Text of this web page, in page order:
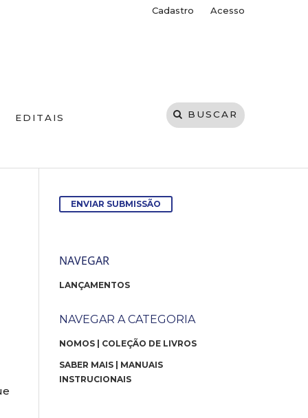
EDITAIS BUSCAR
Cadastro Acesso
ENVIAR SUBMISSÃO
NAVEGAR
LANÇAMENTOS
NAVEGAR A CATEGORIA
NOMOS | COLEÇÃO DE LIVROS
SABER MAIS | MANUAIS
INSTRUCIONAIS